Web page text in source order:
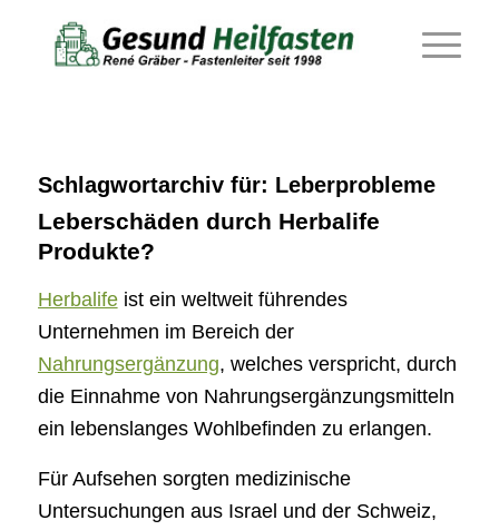
Schlagwortarchiv für: Leberprobleme
Leberschäden durch Herbalife
Produkte?
Herbalifeist ein weltweit führendes
Unternehmen im Bereich der
Nahrungsergänzung, welches verspricht, durch
die Einnahme von Nahrungsergänzungsmitteln
ein lebenslanges Wohlbefinden zu erlangen.
Für Aufsehen sorgten medizinische
Untersuchungen aus Israel und der Schweiz,